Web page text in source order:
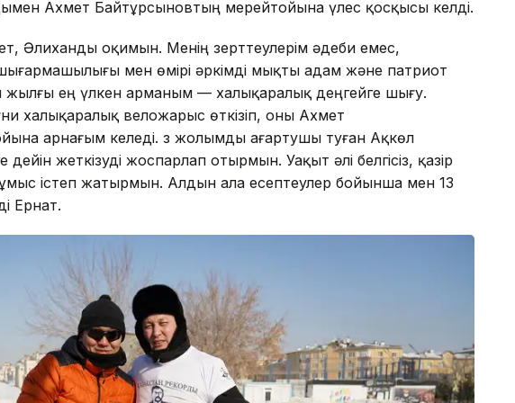
Ахмет Байтұрсыновтың мерейтойына үлес қосқысы келді.
Әлиханды оқимын. Менің зерттеулерім әдеби емес,
мен өмірі әркімді мықты адам және патриот
ең үлкен арманым — халықаралық деңгейге шығу.
халықаралық веложарыс өткізіп, оны Ахмет
арнағым келеді. Өз жолымды ағартушы туған Ақкөл
жеткізуді жоспарлап отырмын. Уақыт әлі белгісіз, қазір
істеп жатырмын. Алдын ала есептеулер бойынша мен 13
Ернат.